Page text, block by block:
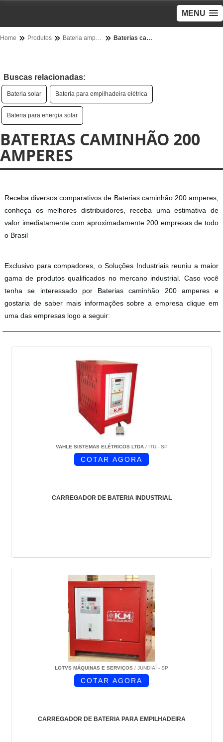
MENU
Home Produtos Bateria amperes - Categoria Baterias caminhão 200 amperes
Buscas relacionadas:
Bateria solar Bateria para empilhadeira elétrica
Bateria para energia solar
BATERIAS CAMINHÃO 200
AMPERES
Receba diversos comparativos de Baterias caminhão 200 amperes,
conheça os melhores distribuidores, receba uma estimativa de
valor imediatamente com aproximadamente 200 empresas de todo
o Brasil
Exclusivo para compadores, o Soluções Industriais reuniu a maior
gama de produtos qualificados no mercano industrial. Caso você
tenha se interessado por Baterias caminhão 200 amperes e
gostaria de saber mais informações sobre a empresa clique em
uma das empresas logo a seguir:
VAHLE SISTEMAS ELÉTRICOS LTDA/ ITU - SP
CARREGADOR DE BATERIA INDUSTRIAL
COTAR AGORA
LOTVS MÁQUINAS E SERVIÇOS / JUNDIAÍ - SP
CARREGADOR DE BATERIA PARA EMPILHADEIRA
COTAR AGORA